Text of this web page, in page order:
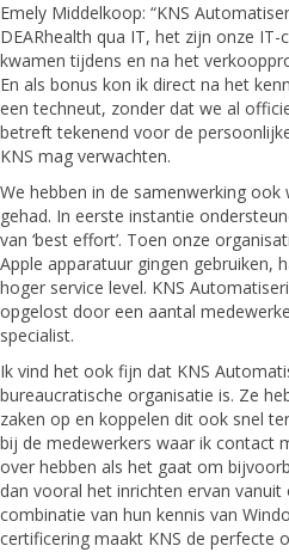
Emely Middelkoop: “KNS
DEARhealth qua IT, het zijn onze IT-
kwamen tijdens en na het
En als bonus kon ik direct na het
een techneut, zonder dat we al
betreft tekenend voor de
KNS mag verwachten.
We hebben in de samenwerking ook
gehad. In eerste instantie
van ‘best effort’. Toen onze
Apple apparatuur gingen gebruiken,
hoger service level. KNS
opgelost door een aantal
specialist.
Ik vind het ook fijn dat KNS
bureaucratische organisatie is. Ze
zaken op en koppelen dit ook snel
bij de medewerkers waar ik contact
over hebben als het gaat om
dan vooral het inrichten ervan
combinatie van hun kennis van
certificering maakt KNS de perfecte